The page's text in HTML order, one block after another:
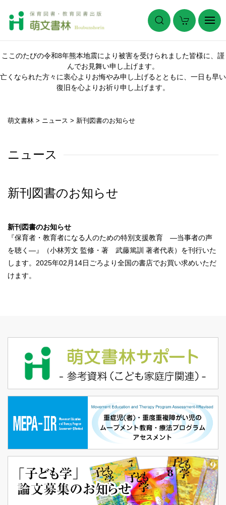
ここのたびの令和8年熊本地震により被害を受けられました皆様に、謹
んでお見舞い申し上げます。
亡くなられた方々に衷心よりお悔やみ申し上げるとともに、一日も早い
復旧を心よりお祈り申し上げます。
萌文書林 > ニュース > 新刊図書のお知らせ
ニュース
新刊図書のお知らせ
新刊図書のお知らせ
『保育者・教育者になる人のための特別支援教育 ―当事者の声
を聴く―』（小林芳文 監修・著 武藤篤訓 著者代表）を刊行いた
します。2025年02月14日ごろより全国の書店でお買い求めいただ
けます。